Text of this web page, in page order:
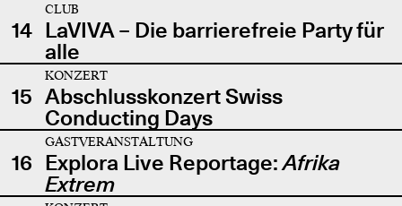
14
CLUB
LaVIVA – Die barrierefreie Party für
alle
15
KONZERT
Abschlusskonzert Swiss
Conducting Days
16
GASTVERANSTALTUNG
Explora Live Reportage:Afrika
Extrem